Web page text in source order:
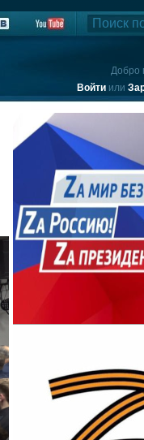
Добро
Войти или